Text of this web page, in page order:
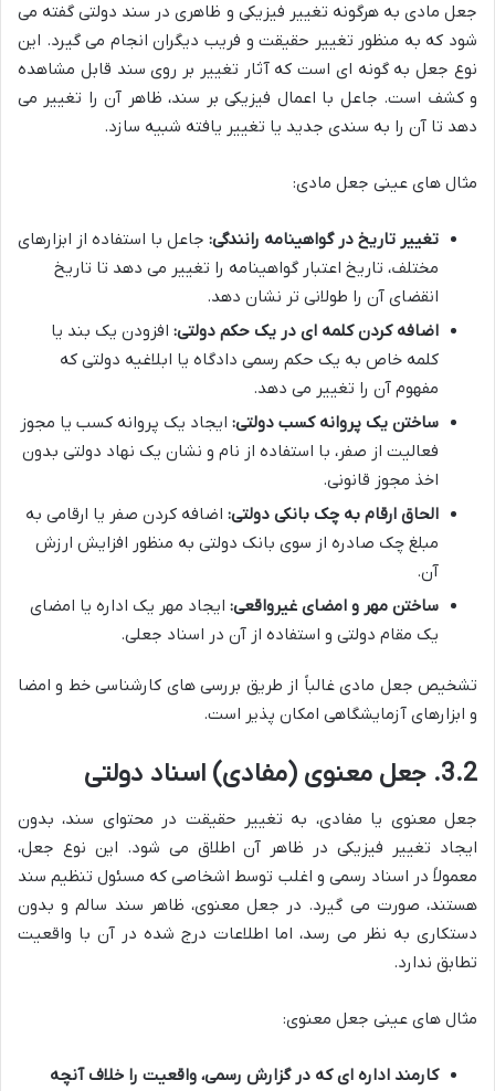
جعل مادی به هرگونه تغییر فیزیکی و ظاهری در سند دولتی گفته می
شود که به منظور تغییر حقیقت و فریب دیگران انجام می گیرد. این
نوع جعل به گونه ای است که آثار تغییر بر روی سند قابل مشاهده
و کشف است. جاعل با اعمال فیزیکی بر سند، ظاهر آن را تغییر می
دهد تا آن را به سندی جدید یا تغییر یافته شبیه سازد.
مثال های عینی جعل مادی:
تغییر تاریخ در گواهینامه رانندگی: جاعل با استفاده از ابزارهای
مختلف، تاریخ اعتبار گواهینامه را تغییر می دهد تا تاریخ
انقضای آن را طولانی تر نشان دهد.
اضافه کردن کلمه ای در یک حکم دولتی: افزودن یک بند یا
کلمه خاص به یک حکم رسمی دادگاه یا ابلاغیه دولتی که
مفهوم آن را تغییر می دهد.
ساختن یک پروانه کسب دولتی: ایجاد یک پروانه کسب یا مجوز
فعالیت از صفر، با استفاده از نام و نشان یک نهاد دولتی بدون
اخذ مجوز قانونی.
الحاق ارقام به چک بانکی دولتی: اضافه کردن صفر یا ارقامی به
مبلغ چک صادره از سوی بانک دولتی به منظور افزایش ارزش
آن.
ساختن مهر و امضای غیرواقعی: ایجاد مهر یک اداره یا امضای
یک مقام دولتی و استفاده از آن در اسناد جعلی.
تشخیص جعل مادی غالباً از طریق بررسی های کارشناسی خط و امضا
و ابزارهای آزمایشگاهی امکان پذیر است.
3.2. جعل معنوی (مفادی) اسناد دولتی
جعل معنوی یا مفادی، به تغییر حقیقت در محتوای سند، بدون
ایجاد تغییر فیزیکی در ظاهر آن اطلاق می شود. این نوع جعل،
معمولاً در اسناد رسمی و اغلب توسط اشخاصی که مسئول تنظیم سند
هستند، صورت می گیرد. در جعل معنوی، ظاهر سند سالم و بدون
دستکاری به نظر می رسد، اما اطلاعات درج شده در آن با واقعیت
تطابق ندارد.
مثال های عینی جعل معنوی:
کارمند اداره ای که در گزارش رسمی، واقعیت را خلاف آنچه